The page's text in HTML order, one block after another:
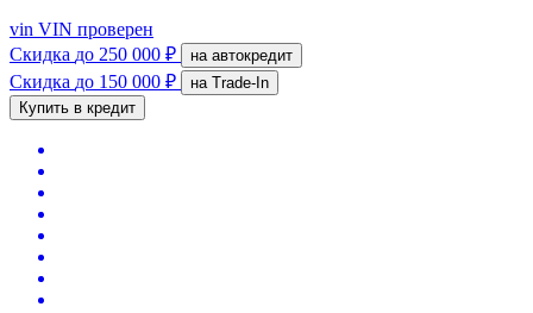
vin VIN проверен
Скидка до 250 000 ₽ на автокредит
Скидка до 150 000 ₽
на Trade-In
Купить в кредит